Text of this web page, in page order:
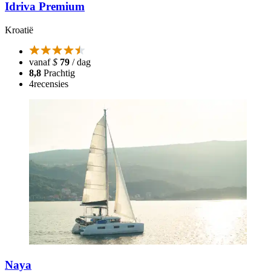
Idriva Premium
Kroatië
vanaf$ 79 / dag
8,8 Prachtig
4recensies
Naya